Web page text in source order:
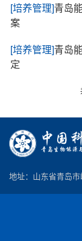
[培养管理]青岛
案
[培养管理]青岛
定
地址：山东省青岛